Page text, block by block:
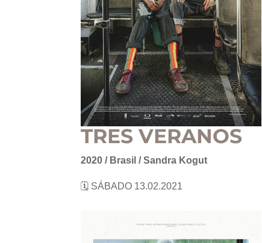
TRES VERANOS
2020 / Brasil / Sandra Kogut
🗓 SÁBADO 13.02.2021